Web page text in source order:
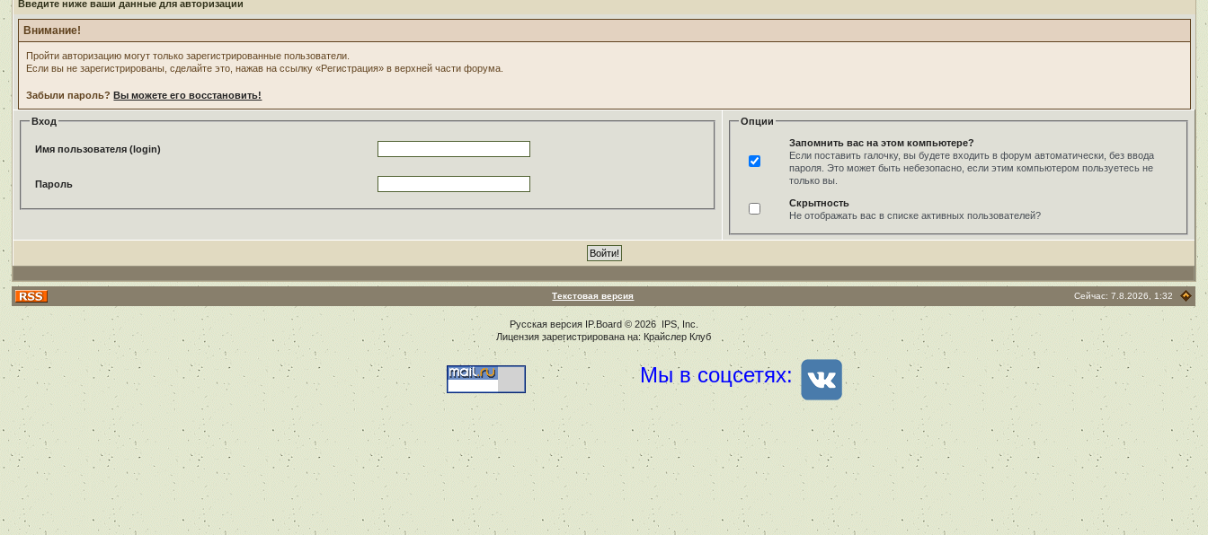
Введите ниже ваши данные для авторизации
Внимание!
Пройти авторизацию могут только зарегистрированные пользователи.
Если вы не зарегистрированы, сделайте это, нажав на ссылку «Регистрация» в верхней части форума.
Забыли пароль?Вы можете его восстановить!
Вход
Имя пользователя (login)
Пароль
Опции
Запомнить вас на этом компьютере?
Если поставить галочку, вы будете входить в форум автоматически, без ввода
пароля. Это может быть небезопасно, если этим компьютером пользуетесь не
только вы.
Скрытность
Не отображать вас в списке активных пользователей?
Текстовая версия Сейчас: 7.8.2026, 1:32
Русская версия IP.Board© 2026 IPS, Inc
Лицензия зарегистрирована на: Крайслер Клуб
Мы в соцсетях: